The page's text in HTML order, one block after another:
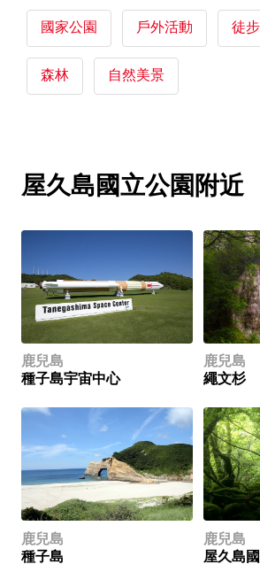
國家公園 戶外活動 徒
森林 自然美景
屋久島國立公園附近
鹿兒島
種子島宇宙中心
鹿兒島
繩文杉
鹿兒島
種子島
鹿兒島
屋久島